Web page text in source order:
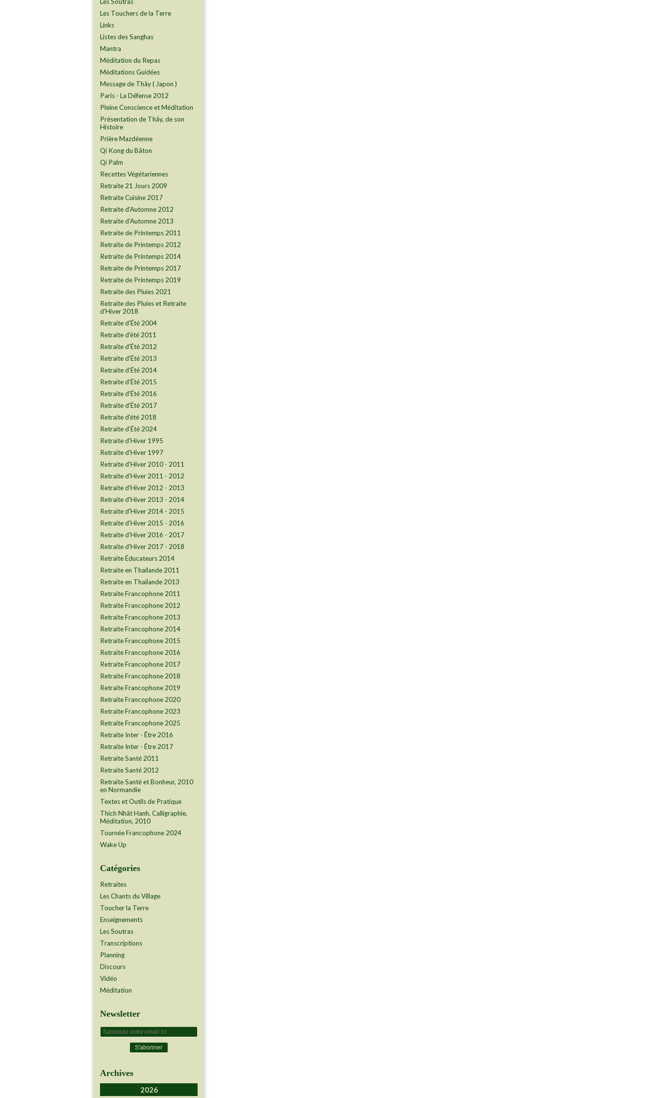
Les Touchers de la Terre
Links
Listes des Sanghas
Mantra
Méditation du Repas
Méditations Guidées
Message de Thây ( Japon )
Paris - La Défense 2012
Pleine Conscience et Méditation
Présentation de Thây, de son
Histoire
Prière Mazdéenne
Qi Kong du Bâton
Qi Palm
Recettes Végétariennes
Retraite 21 Jours 2009
Retraite Cuisine 2017
Retraite d'Automne 2012
Retraite d'Automne 2013
Retraite de Printemps 2011
Retraite de Printemps 2012
Retraite de Printemps 2014
Retraite de Printemps 2017
Retraite de Printemps 2019
Retraite des Pluies 2021
Retraite des Pluies et Retraite
d'Hiver 2018
Retraite d'Été 2004
Retraite d'été 2011
Retraite d'Été 2012
Retraite d'Été 2013
Retraite d'Été 2014
Retraite d'Été 2015
Retraite d'Été 2016
Retraite d'Été 2017
Retraite d'été 2018
Retraite d'Été 2024
Retraite d'Hiver 1995
​​​​​​​Retraite d'Hiver 1997
Retraite d'Hiver 2010 - 2011
Retraite d'Hiver 2011 - 2012
Retraite d'Hiver 2012 - 2013
Retraite d'Hiver 2013 - 2014
Retraite d'Hiver 2014 - 2015
Retraite d'Hiver 2015 - 2016
Retraite d'Hiver 2016 - 2017
Retraite d'Hiver 2017 - 2018
Retraite Éducateurs 2014
Retraite en Thailande 2011
Retraite en Thaïlande 2013
Retraite Francophone 2011
Retraite Francophone 2012
Retraite Francophone 2013
Retraite Francophone 2014
Retraite Francophone 2015
Retraite Francophone 2016
Retraite Francophone 2017
Retraite Francophone 2018
Retraite Francophone 2019
Retraite Francophone 2020
Retraite Francophone 2023
Retraite Francophone 2025
Retraite Inter - Être 2016
Retraite Inter - Être 2017
Retraite Santé 2011
Retraite Santé 2012
Retraite Santé et Bonheur, 2010
en Normandie
Textes et Outils de Pratique
Thich Nhât Hanh, Calligraphie,
Méditation, 2010
Tournée Francophone 2024
Wake Up
Catégories
Retraites
Les Chants du Village
Toucher la Terre
Enseignements
Les Soutras
Transcriptions
Planning
Discours
Vidéo
Méditation
Newsletter
Archives
2026